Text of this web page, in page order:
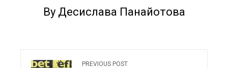
By Десислава Панайотова
PREVIOUS POST